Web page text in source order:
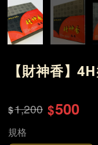
【財神香】
$1,200 $500
規格